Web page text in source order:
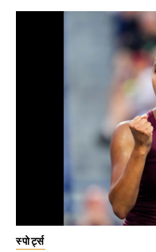
स्पोर्ट्स